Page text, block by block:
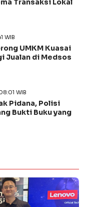
Transaksi Lokal
WIB
UMKM Kuasai
Jualan di Medsos
WIB
Pidana, Polisi
Bukti Buku yang